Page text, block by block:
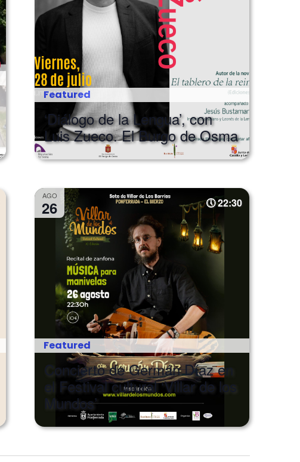
Featured
‘Diálogo de la Lengua’, con
Luis Zueco. El Burgo de Osma
AGO
26 22:30
Featured
Concierto de Germán Díaz en
el Festival cultural ‘Villar de los
Mundos’